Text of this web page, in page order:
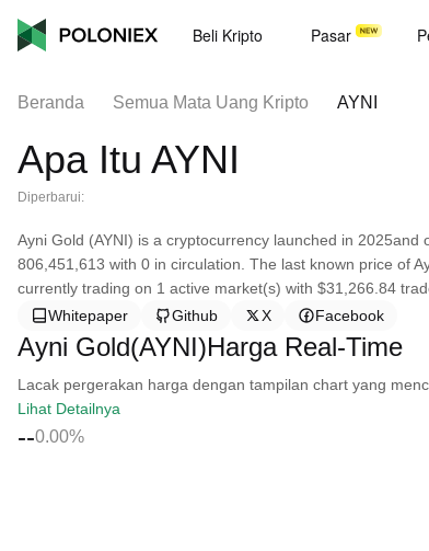
Beli Kripto Pasar
Beranda Semua Mata Uang Kripto AYNI
Apa Itu AYNI
Diperbarui:
Ayni Gold (AYNI) is a cryptocurrency launched in
806,451,613 with 0 in circulation. The last known price of
currently trading on 1 active market(s) with $31,266.84
Whitepaper
Github X Facebook
Ayni Gold(AYNI)Harga Real-Time
Lacak pergerakan harga dengan tampilan chart yang
Lihat Detailnya
--0.00%